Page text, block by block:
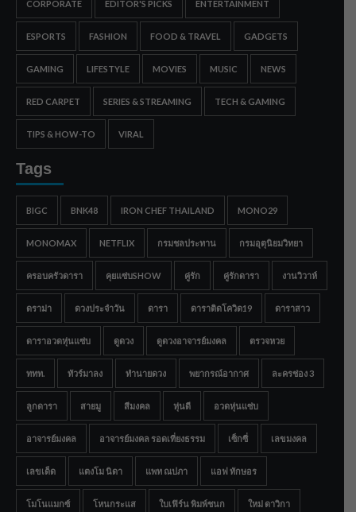
CORPORATE EDITOR'S PICKS ENTERTAINMENT
ESPORTS FASHION FOOD & TRAVEL GADGETS
GAMING LIFESTYLE MOVIES MUSIC NEWS
RED CARPET SERIES & STREAMING TECH & GAMING
TIPS & HOW-TO VIRAL
Tags
BIGC BNK48 IRON CHEF THAILAND MONO29
MONOMAX NETFLIX กรมชลประทาน กรมอุตุนิยมวิทยา
ครอบครัวดารา คุยแซ่บSHOW คู่รัก คู่รักดารา งานวิวาห์
ดราม่า ดวงประจำวัน ดารา ดาราติดโควิด19 ดาราสาว
ดาราอวดหุ่นแซ่บ ดูดวง ดูดวงอาจารย์มงคล ตรวจหวย
ททท. ทัวร์มาลง ทำนายดวง พยากรณ์อากาศ ละครช่อง 3
ลูกดารา สายมู สีมงคล หุ่นดี อวดหุ่นแซ่บ
อาจารย์มงคล อาจารย์มงคล รอดเที่ยงธรรม เซ็กซี่ เลขมงคล
เลขเด็ด แตงโม นิดา แพท ณปภา แอฟ ทักษอร
โมโนแมกซ์ โหนกระแส ใบเฟิร์น พิมพ์ชนก ใหม่ ดาวิกา